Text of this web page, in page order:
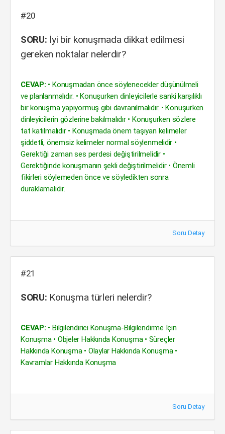
#20
SORU: İyi bir konuşmada dikkat edilmesi
gereken noktalar nelerdir?
CEVAP: • Konuşmadan önce söylenecekler düşünülmeli
ve planlanmalıdır. • Konuşurken dinleyicilerle sanki karşılıklı
bir konuşma yapıyormuş gibi davranılmalıdır. • Konuşurken
dinleyicilerin gözlerine bakılmalıdır • Konuşurken sözlere
tat katılmalıdır • Konuşmada önem taşıyan kelimeler
şiddetli, önemsiz kelimeler normal söylenmelidir •
Gerektiği zaman ses perdesi değiştirilmelidir •
Gerektiğinde konuşmanın şekli değiştirilmelidir • Önemli
fikirleri söylemeden önce ve söyledikten sonra
duraklamalıdır.
Soru Detay
#21
SORU: Konuşma türleri nelerdir?
CEVAP: • Bilgilendirici Konuşma-Bilgilendirme İçin
Konuşma • Objeler Hakkında Konuşma • Süreçler
Hakkında Konuşma • Olaylar Hakkında Konuşma •
Kavramlar Hakkında Konuşma
Soru Detay